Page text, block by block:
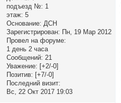
подъезд №: 1
этаж: 5
Основание: ДСН
Зарегистрирован: Пн, 19 Мар 2012
Провел на форуме:
1 день 2 часа
Сообщений: 21
Уважение: [+2/-0]
Позитив: [+7/-0]
Последний визит:
Вс, 22 Окт 2017 19:03